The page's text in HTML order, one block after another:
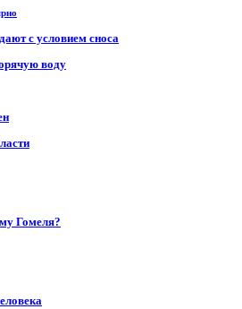
с условием сноса
воду
Гомеля?